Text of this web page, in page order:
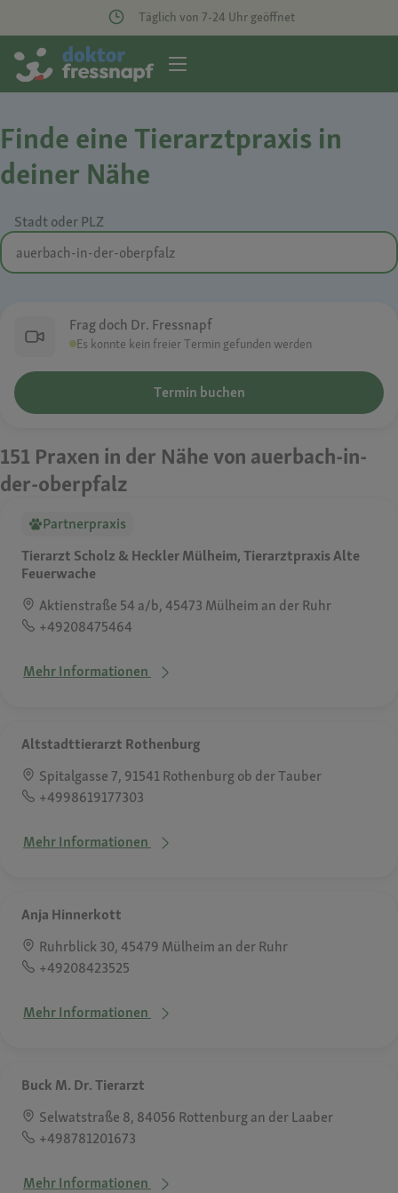
Täglich von 7-24 Uhr geöffnet
Finde eine Tierarztpraxis in
deiner Nähe
Stadt oder PLZ
Frag doch Dr. Fressnapf
Es konnte kein freier Termin gefunden werden
Termin buchen
151 Praxen in der Nähe von auerbach-in-
der-oberpfalz
Partnerpraxis
Tierarzt Scholz & Heckler Mülheim, Tierarztpraxis Alte
Feuerwache
Aktienstraße 54 a/b, 45473 Mülheim an der Ruhr
+49208475464
Mehr Informationen
Altstadttierarzt Rothenburg
Spitalgasse 7, 91541 Rothenburg ob der Tauber
+4998619177303
Mehr Informationen
Anja Hinnerkott
Ruhrblick 30, 45479 Mülheim an der Ruhr
+49208423525
Mehr Informationen
Buck M. Dr. Tierarzt
Selwatstraße 8, 84056 Rottenburg an der Laaber
+498781201673
Mehr Informationen